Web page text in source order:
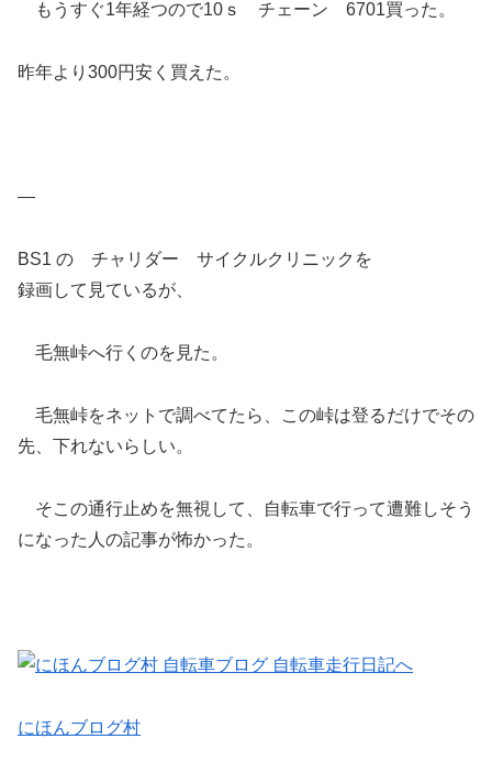
もうすぐ1年経つので10ｓ チェーン 6701買った。
昨年より300円安く買えた。
—
BS1 の チャリダー サイクルクリニックを
録画して見ているが、
毛無峠へ行くのを見た。
毛無峠をネットで調べてたら、この峠は登るだけでその
先、下れないらしい。
そこの通行止めを無視して、自転車で行って遭難しそう
になった人の記事が怖かった。
にほんブログ村